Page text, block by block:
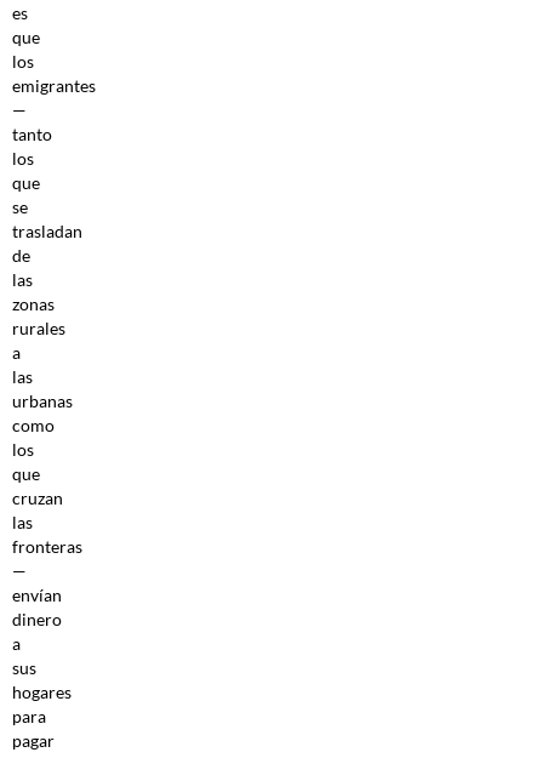
es
que
los
emigrantes
—
tanto
los
que
se
trasladan
de
las
zonas
rurales
a
las
urbanas
como
los
que
cruzan
las
fronteras
—
envían
dinero
a
sus
hogares
para
pagar